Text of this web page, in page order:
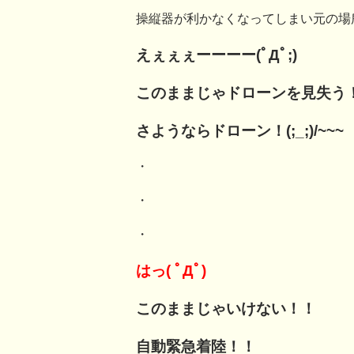
操縦器が利かなくなってしまい元の
えぇぇぇーーーー(ﾟДﾟ;)
このままじゃドローンを見失う
さようならドローン！(;_;)/~~~
・
・
・
はっ( ﾟДﾟ)
このままじゃいけない！！
自動緊急着陸！！